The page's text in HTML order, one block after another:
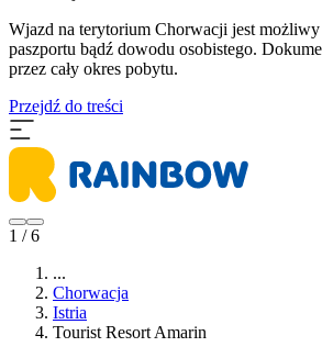
Wjazd na terytorium Chorwacji jest możliwy
paszportu bądź dowodu osobistego.
przez cały okres pobytu.
Przejdź do treści
1 / 6
...
Chorwacja
Istria
Tourist Resort Amarin